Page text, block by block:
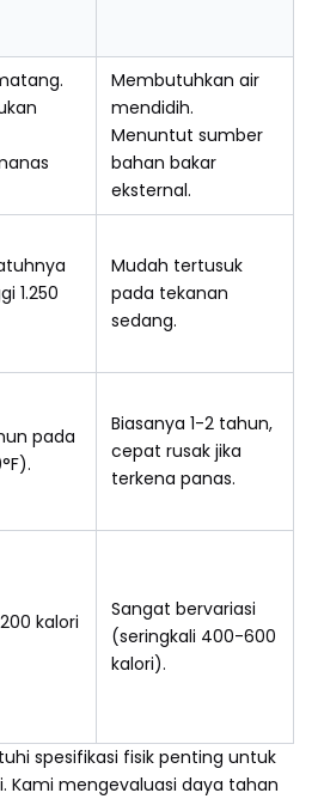
Membutuhkan air
mendidih.
Menuntut sumber
bahan bakar
eksternal.
1.250
Mudah tertusuk
pada tekanan
sedang.
pada
Biasanya 1-2 tahun,
cepat rusak jika
terkena panas.
kalori
Sangat bervariasi
(seringkali 400-600
kalori).
spesifikasi fisik penting untuk
Kami mengevaluasi daya tahan